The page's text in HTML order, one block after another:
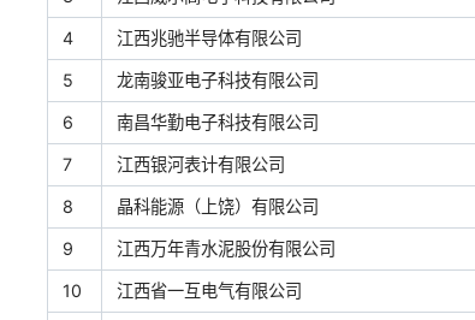
4 江西兆驰半导体有限公司
5 龙南骏亚电子科技有限公司
6 南昌华勤电子科技有限公司
7 江西银河表计有限公司
8 晶科能源（上饶）有限公司
9 江西万年青水泥股份有限公司
10 江西省一互电气有限公司